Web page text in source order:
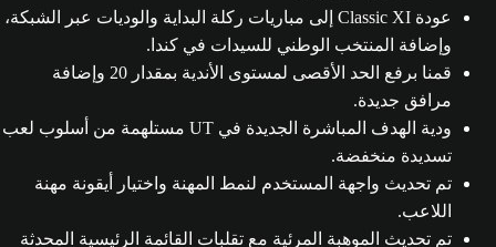
عودة Classic XI إلى مباريات ركلة البداية والوديات عبر الشبكة،
وإضافة المنتخب الوطني للسيدات في كندا.
قمنا برفع الحد الأقصى لمستوى الأندية بمقدار 20 وإضافة
مرافق جديدة.
ودية الهدف المباشرة الجديدة في UT مستلهمة من أسلوب لعب
تسديدة منخفضة.
تم تحديث واجهة المستخدم لنمط المهنة واختيار أيقونة مهنة
اللاعب.
تم تحديث الموهبة المرئية مع تقلبات القائمة الرئيسية المحدثة